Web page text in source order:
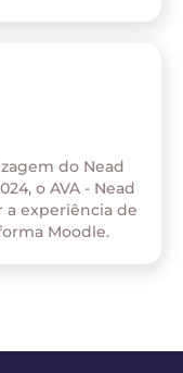
do Nead
o AVA - Nead
a experiência de
Moodle.